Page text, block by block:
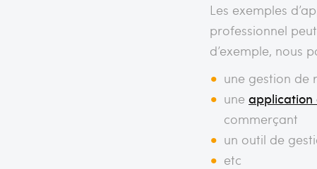
Les exemples
professionnel
d’exemple, nous
une gestion de
une application
commerçant
un outil de
etc